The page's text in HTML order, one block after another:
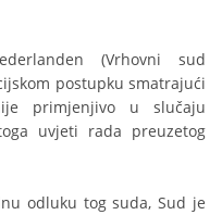
(Vrhovni sud
postupku smatrajući
primjenjivo u slučaju
uvjeti rada preuzetog
odluku tog suda, Sud je